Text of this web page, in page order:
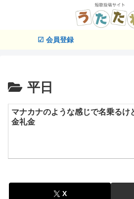
☑ 会員登録
平日
マナカナのような感じで名乗るけ
金礼金
X